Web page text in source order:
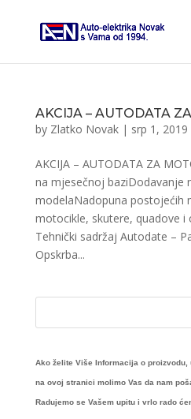
AKCIJA – AUTODATA
by Zlatko Novak| srp 1, 2019
AKCIJA – AUTODATA ZA
na mjesečnoj baziDodavanje
modelaNadopuna postojećih
motocikle, skutere, quadove
Tehnički sadržaj Autodate –
Opskrba...
Ako želite Više Informacija o
na ovoj stranici molimo Vas da nam
Radujemo se Vašem upitu i vrlo rado